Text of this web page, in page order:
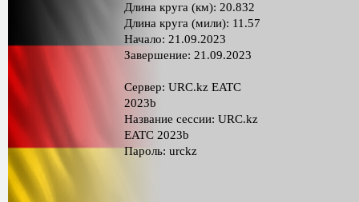
Длина круга (км): 20.832
Длина круга (мили): 11.57
Начало: 21.09.2023
Завершение: 21.09.2023
Сервер: URC.kz EATC
2023b
Название сессии: URC.kz
EATC 2023b
Пароль: urckz